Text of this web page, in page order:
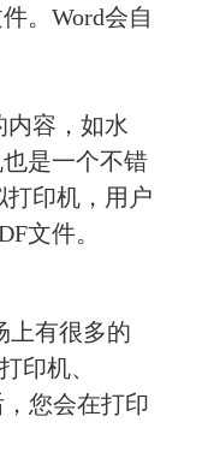
。Word会自
内容，如水
是一个不错
打印机，用户
文件。
上有很多的
印机、
您会在打印